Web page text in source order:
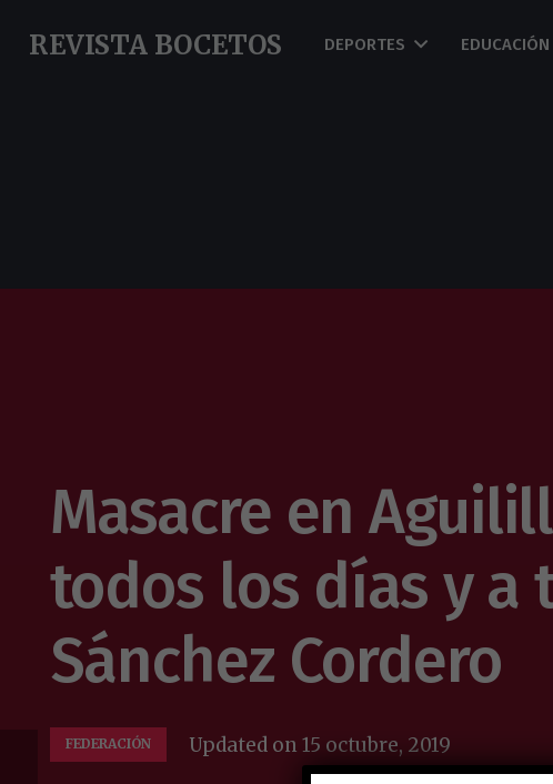
REVISTA BOCETOS DEPORTES EDUCACIÓN
Masacre en
todos los días y a
Sánchez Cordero
FEDERACIÓN Updated on15 octubre, 2019